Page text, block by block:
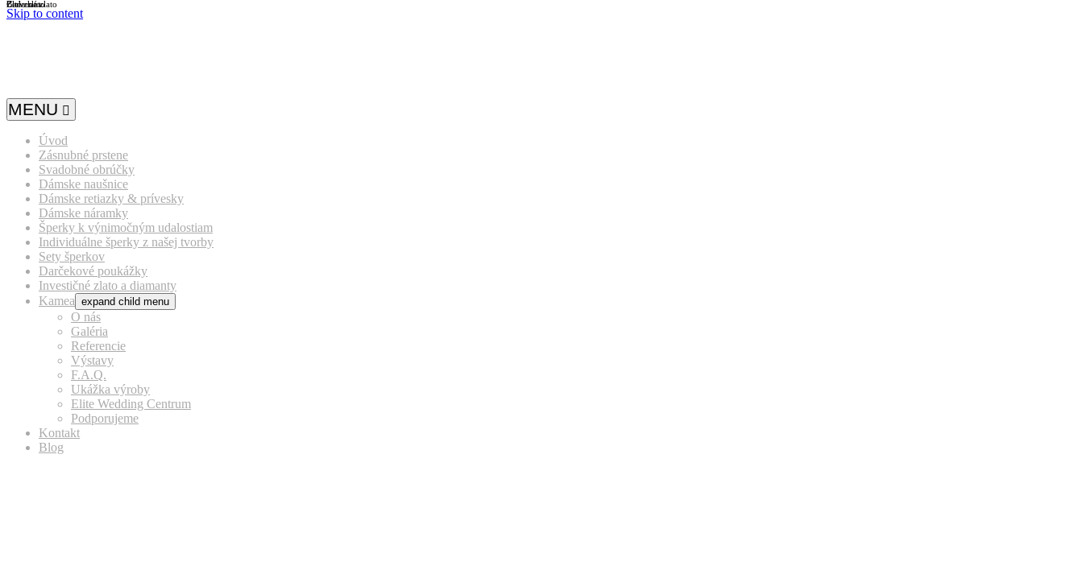
Skip to content
MENU
Úvod
Zásnubné prstene
Svadobné obrúčky
Dámske naušnice
Dámske retiazky & prívesky
Dámske náramky
Šperky k výnimočným udalostiam
Individuálne šperky z našej tvorby
Sety šperkov
Darčekové poukážky
Investičné zlato a diamanty
Kamea expand child menu
O nás
Galéria
Referencie
Výstavy
F.A.Q.
Ukážka výroby
Elite Wedding Centrum
Podporujeme
Kontakt
Blog
Biele zlato
Žlté zlato
Červené zlato